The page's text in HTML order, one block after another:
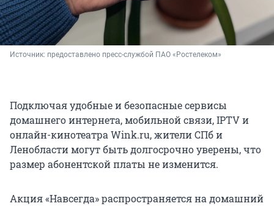
Источник: предоставлено пресс-службой ПАО «Ростелеком»
Подключая удобные и безопасные сервисы
домашнего интернета, мобильной связи, IPTV и
онлайн-кинотеатра Wink.ru, жители СПб и
Ленобласти могут быть долгосрочно уверены, что
размер абонентской платы не изменится.
Акция «Навсегда» распространяется на домашний